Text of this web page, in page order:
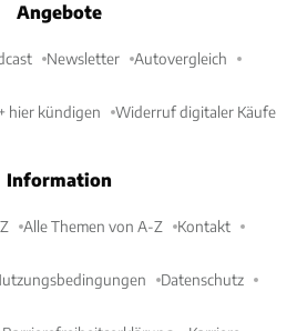
und ein scheinbar
Auch das Dach besteht
was wiederum für viel Licht
Angebote
Newsletter Autovergleich
hier kündigen Widerruf digitaler Käufe
Information
Alle Themen von A-Z Kontakt
Datenschutz